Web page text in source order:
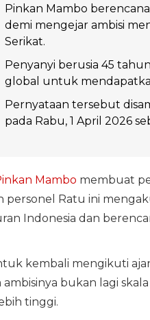
Pinkan Mambo
demi mengejar ambisi
Serikat.
Penyanyi berusia 45
global untuk
Pernyataan tersebut
pada Rabu, 1 April 2026
Mambo membuat
personel Ratu ini
Indonesia dan
kembali mengikuti
ambisinya bukan lagi
tinggi.